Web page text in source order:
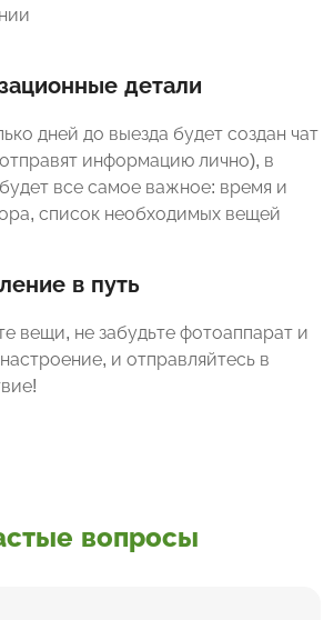
детали
дней до выезда будет создан чат
информацию лично), в
все самое важное: время и
список необходимых вещей
в путь
вещи, не забудьте фотоаппарат и
и отправляйтесь в
вопросы